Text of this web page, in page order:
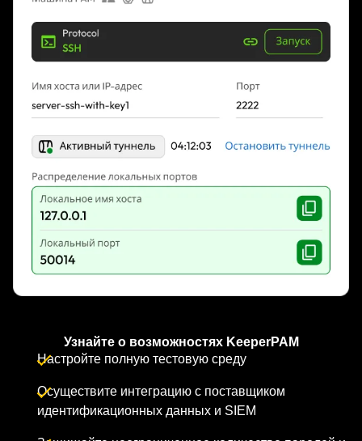
Узнайте о возможностях KeeperPAM
Настройте полную тестовую среду
Осуществите интеграцию с поставщиком
идентификационных данных и SIEM